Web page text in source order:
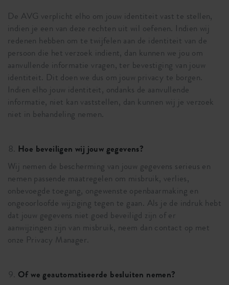
De AVG verplicht elho om jouw identiteit vast te stellen,
indien je een van deze rechten uit wil oefenen. Indien wij
redenen hebben om te twijfelen aan de identiteit van de
persoon die het verzoek indient, dan kunnen we jou om
aanvullende informatie vragen, ter bevestiging van jouw
identiteit. Dit doen we dus om jouw privacy te borgen.
Indien elho jouw identiteit, ondanks de aanvullende
informatie, niet kan vaststellen, dan kunnen wij je verzoek
niet in behandeling nemen.
Hoe beveiligen wij jouw gegevens?
Wij nemen de bescherming van jouw gegevens serieus en
nemen passende maatregelen om misbruik, verlies,
onbevoegde toegang, ongewenste openbaarmaking en
ongeoorloofde wijziging tegen te gaan. Als je de indruk hebt
dat jouw gegevens niet goed beveiligd zijn of er
aanwijzingen zijn van misbruik, neem dan contact op met
onze Privacy Manager.
Of we geautomatiseerde besluiten nemen?